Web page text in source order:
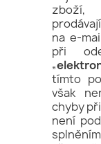
zboží,
na e-
při
„
tímto
však
chyby
není